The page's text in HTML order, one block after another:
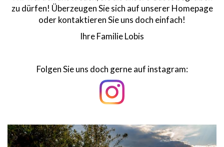
zu dürfen! Überzeugen Sie sich auf unserer Homepage
oder kontaktieren Sie uns doch einfach!
Ihre Familie Lobis
Folgen Sie uns doch gerne auf instagram: